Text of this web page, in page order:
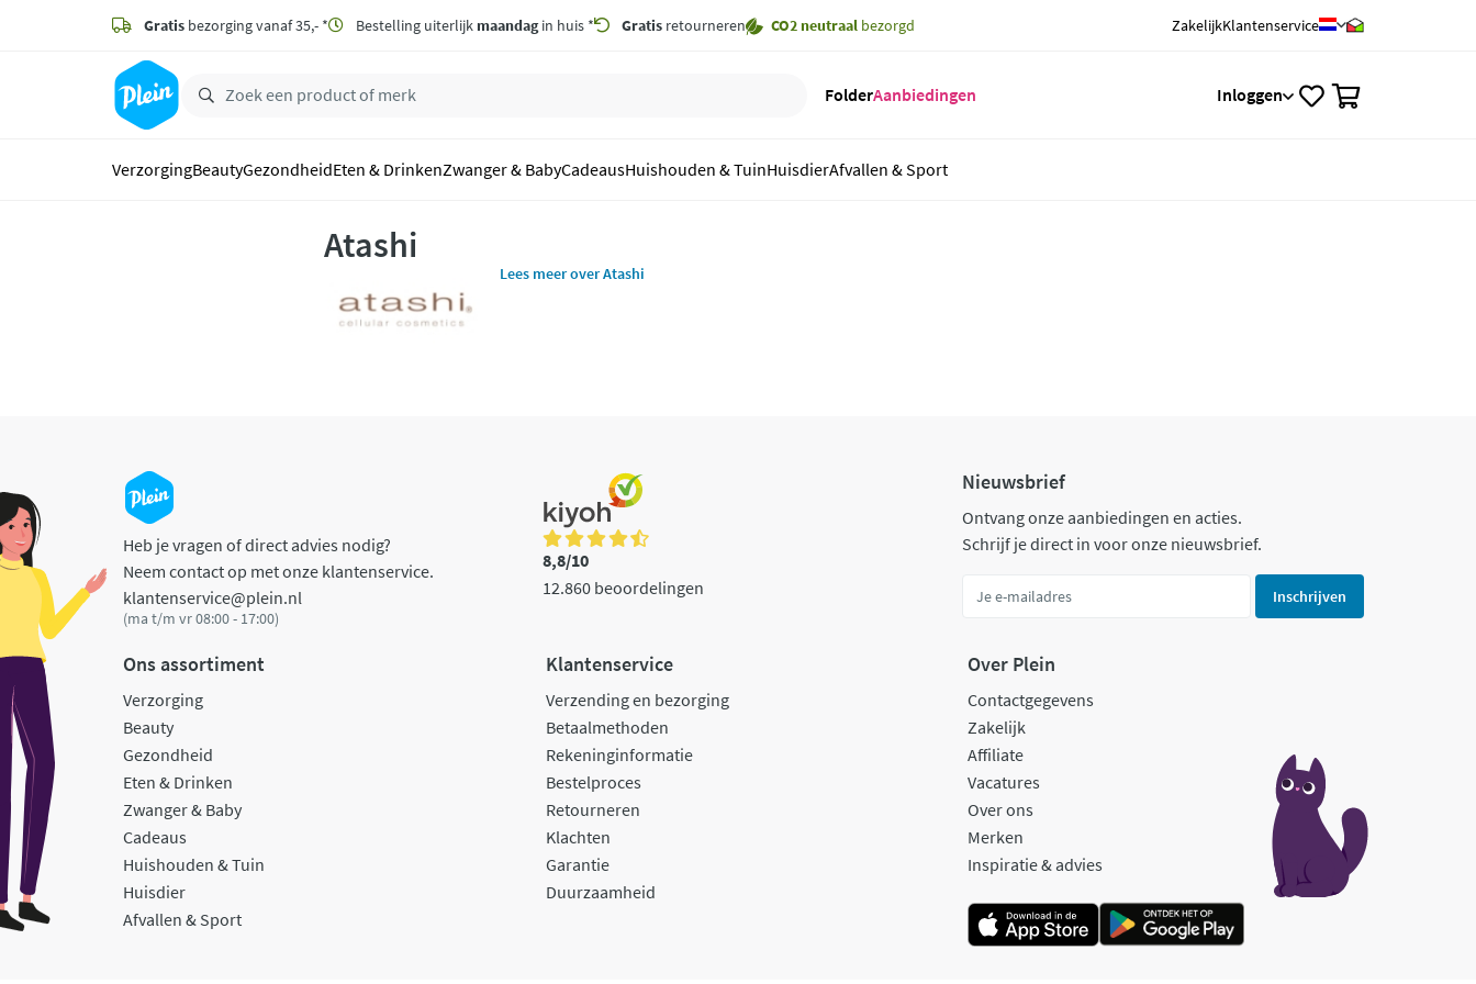
zoeken
hoofdinhoud
Gratis bezorging vanaf 35,- * Bestelling uiterlijk maandagin huis * Gratis retourneren CO2 neutraal bezorgd ZakelijkKlantenservice
FolderAanbiedingen Inloggen
VerzorgingBeautyGezondheidEten & DrinkenZwanger & BabyCadeausHuishouden & TuinHuisdierAfvallen & Sport
Atashi
Lees meer over Atashi
Heb je vragen of direct advies nodig?
Neem contact op met onze klantenservice.
klantenservice@plein.nl
(ma t/m vr 08:00 - 17:00)
8,8/10
12.860 beoordelingen
Nieuwsbrief
Ontvang onze aanbiedingen en acties.
Schrijf je direct in voor onze nieuwsbrief.
Inschrijven
Ons assortiment
Verzorging
Beauty
Gezondheid
Eten & Drinken
Zwanger & Baby
Cadeaus
Huishouden & Tuin
Huisdier
Afvallen & Sport
Klantenservice
Verzending en bezorging
Betaalmethoden
Rekeninginformatie
Bestelproces
Retourneren
Klachten
Garantie
Duurzaamheid
Over Plein
Contactgegevens
Zakelijk
Affiliate
Vacatures
Over ons
Merken
Inspiratie & advies